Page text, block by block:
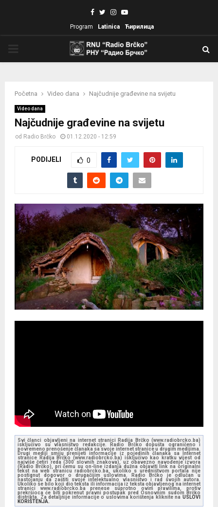
Facebook
TwitterInstagram
Youtube
Program Latinica Ћирилица
Početna Video dana Najčudnije građevine na svijetu
Video dana
Najčudnije građevine na svijetu
od Radio Brčko 01.12.2020 - 12:59
PODIJELI 0
Svi članci objavljeni na internet stranici Radija Brčko (www.radiobrcko.ba)
isključivo su vlasništvo redakcije. Radio Brčko dopušta ograničeno i
povremeno prenošenje članaka sa svoje internet stranice u drugim medijima.
Drugi mediji smiju prenijeti informacije iz pojedinih članaka sa Internet
stranice Radija Brčko (www.radiobrcko.ba) isključivo kao kratku vijest od
najviše četiri reda (300 slovnih znakova), uz obavezno navođenje izvora
(Radio Brčko), pri čemu su on-line izdanja dužna objaviti link na originalni
tekst na web stranicu radiobrcko.ba, ukoliko s uredništvom portala nije
postignut dogovor o drugačijim uslovima. Radio Brčko je odlučan u
nastojanju da zaštiti svoje intelektualno vlasništvo i rad svojih autora.
Ukoliko se bilo koji dio teksta ili informacija iz teksta objavljenog na internet
stranici www.radiobrcko.ba prenese suprotno ovim pravilima, protiv
prekršioca će biti pokrenut pravni postupak pred Osnovnim sudom Brčko
distrikta. Za detaljnije informacije o uslovima korištenja kliknite na USLOVI
KORIŠTENJA.